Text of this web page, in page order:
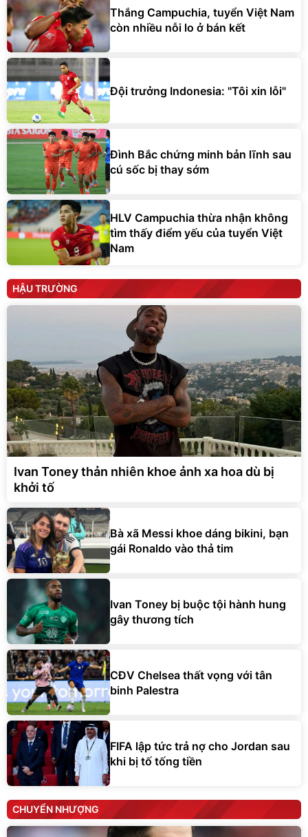
Thắng Campuchia, tuyển Việt Nam
còn nhiều nỗi lo ở bán kết
Đội trưởng Indonesia: "Tôi xin lỗi"
Đình Bắc chứng minh bản lĩnh sau
cú sốc bị thay sớm
HLV Campuchia thừa nhận không
tìm thấy điểm yếu của tuyển Việt
Nam
HẬU TRƯỜNG
Ivan Toney thản nhiên khoe ảnh xa hoa dù bị
khởi tố
Bà xã Messi khoe dáng bikini, bạn
gái Ronaldo vào thả tim
Ivan Toney bị buộc tội hành hung
gây thương tích
CĐV Chelsea thất vọng với tân
binh Palestra
FIFA lập tức trả nợ cho Jordan sau
khi bị tố tống tiền
CHUYỂN NHƯỢNG